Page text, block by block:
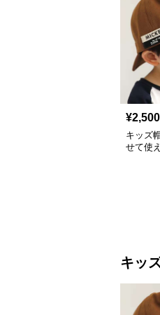
¥2,500
キッズ
せて使
キッ